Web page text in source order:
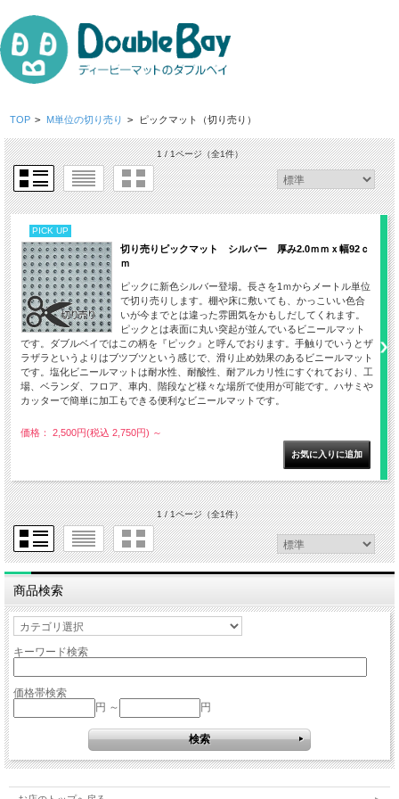
TOP > M単位の切り売り > ピックマット（切り売り）
1 / 1ページ（全1件）
PICK UP
切り売りピックマット シルバー 厚み2.0ｍｍｘ幅92ｃ
ｍ
ピックに新色シルバー登場。長さを1ｍからメートル単位
で切り売りします。棚や床に敷いても、かっこいい色合
いが今までとは違った雰囲気をかもしだしてくれます。
ピックとは表面に丸い突起が並んでいるビニールマット
です。ダブルベイではこの柄を『ピック』と呼んでおります。手触りでいうとザ
ラザラというよりはブツブツという感じで、滑り止め効果のあるビニールマット
です。塩化ビニールマットは耐水性、耐酸性、耐アルカリ性にすぐれており、工
場、ベランダ、フロア、車内、階段など様々な場所で使用が可能です。ハサミや
カッターで簡単に加工もできる便利なビニールマットです。
価格： 2,500円(税込 2,750円) ～
1 / 1ページ（全1件）
商品検索
キーワード検索
価格帯検索
円 ～
円